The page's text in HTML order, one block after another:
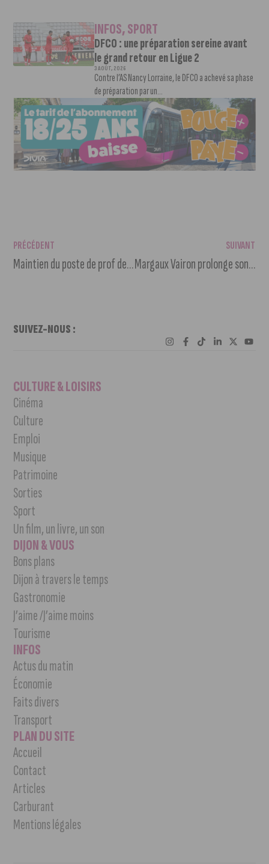
INFOS,SPORT
DFCO : une préparation sereine avant
le grand retour en Ligue 2
3 AOÛT, 2026
Contre l’AS Nancy Lorraine, le DFCO a achevé sa phase
de préparation par un...
PRÉCÉDENT
Maintien du poste de prof de philo à Semur-en-Auxois
SUIVANT
Margaux Vairon prolonge son contrat avec le DFCO
SUIVEZ-NOUS :
CULTURE & LOISIRS
Cinéma
Culture
Emploi
Musique
Patrimoine
Sorties
Sport
Un film, un livre, un son
DIJON & VOUS
Bons plans
Dijon à travers le temps
Gastronomie
J’aime /J’aime moins
Tourisme
INFOS
Actus du matin
Économie
Faits divers
Transport
PLAN DU SITE
Accueil
Contact
Articles
Carburant
Mentions légales